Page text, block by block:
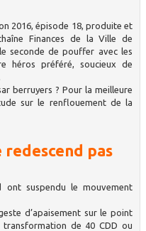
2016, épisode 18, produite et
Finances de la Ville de
seconde de pouffer avec les
héros préféré, soucieux de
berruyers ? Pour la meilleure
sur le renflouement de la
redescend pas
ont suspendu le mouvement
d’apaisement sur le point
de 40 CDD ou